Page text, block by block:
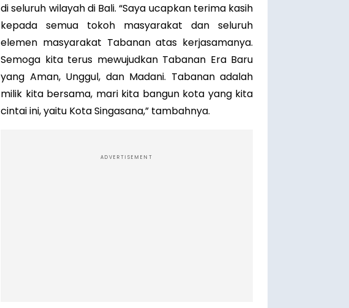
di seluruh wilayah di Bali. “Saya ucapkan terima kasih
kepada semua tokoh masyarakat dan seluruh
elemen masyarakat Tabanan atas kerjasamanya.
Semoga kita terus mewujudkan Tabanan Era Baru
yang Aman, Unggul, dan Madani. Tabanan adalah
milik kita bersama, mari kita bangun kota yang kita
cintai ini, yaitu Kota Singasana,” tambahnya.
ADVERTISEMENT